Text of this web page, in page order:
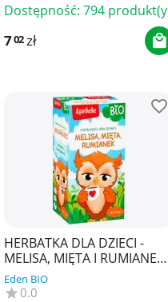
Dostępność: 794
702zł
HERBATKA DLA DZIECI -
MELISA, MIĘTA I RUMIANEK
BIO (20 x 1,5 g) 30 g -
APOTHEKE
Eden BIO
0.0